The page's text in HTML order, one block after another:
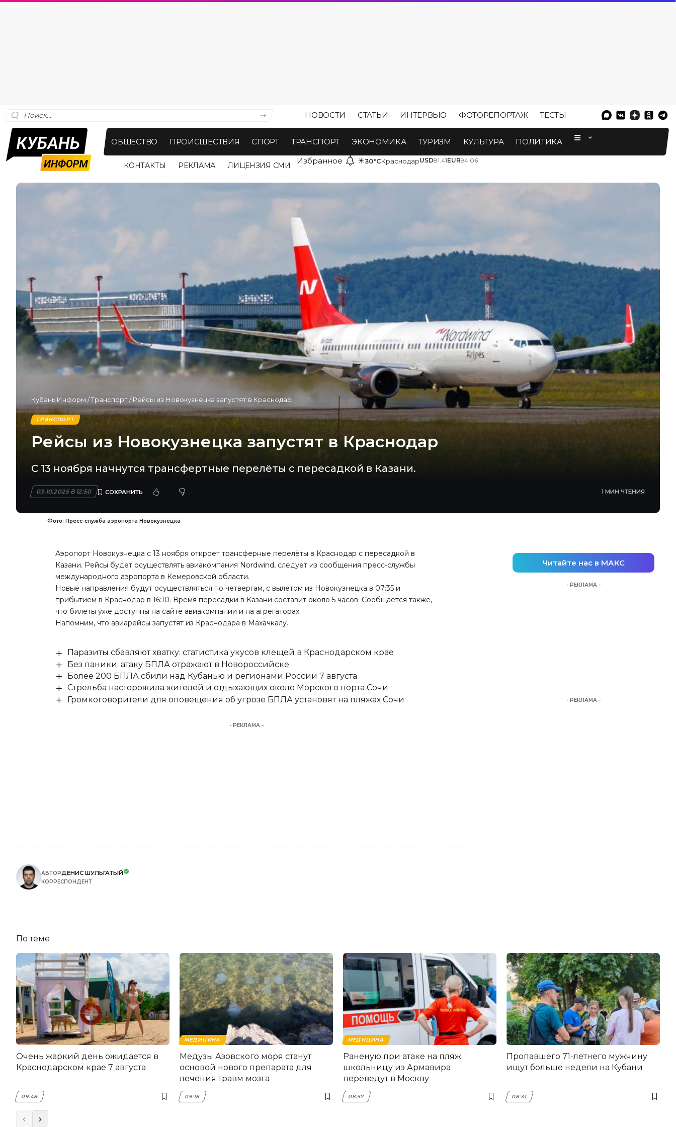
НОВОСТИ СТАТЬИ ИНТЕРВЬЮ ФОТОРЕПОРТАЖ ТЕСТЫ
ОБЩЕСТВО ПРОИСШЕСТВИЯ СПОРТ ТРАНСПОРТ ЭКОНОМИКА ТУРИЗМ КУЛЬТУРА ПОЛИТИКА
КОНТАКТЫ РЕКЛАМА ЛИЦЕНЗИЯ СМИ Избранное ☀30°CКраснодарUSD81.41EUR94.06
Кубань Информ /Транспорт/Рейсы из Новокузнецка запустят в Краснодар
ТРАНСПОРТ
Рейсы из Новокузнецка запустят в Краснодар
С 13 ноября начнутся трансфертные перелёты с пересадкой в Казани.
03.10.2025 В 12:50 1 МИН ЧТЕНИЯ
Фото: Пресс-служба аэропорта Новокузнецка
Аэропорт Новокузнецка с 13 ноября откроет трансферные перелёты в Краснодар с пересадкой в
Казани. Рейсы будет осуществлять авиакомпания Nordwind, следует из сообщения пресс-службы
международного аэропорта в Кемеровской области.
Новые направления будут осуществляться по четвергам, с вылетом из Новокузнецка в 07:35 и
прибытием в Краснодар в 16:10. Время пересадки в Казани составит около 5 часов. Сообщается также,
что билеты уже доступны на сайте авиакомпании и на агрегаторах.
Напомним, что авиарейсы запустят из Краснодара в Махачкалу.
Паразиты сбавляют хватку: статистика укусов клещей в Краснодарском крае
Без паники: атаку БПЛА отражают в Новороссийске
Более 200 БПЛА сбили над Кубанью и регионами России 7 августа
Стрельба насторожила жителей и отдыхающих около Морского порта Сочи
Громкоговорители для оповещения об угрозе БПЛА установят на пляжах Сочи
- РЕКЛАМА -
АВТОРДЕНИС ШУЛЬГАТЫЙ
КОРРЕСПОНДЕНТ
Читайте нас в МАКС
- РЕКЛАМА -
- РЕКЛАМА -
По теме
Очень жаркий день ожидается в
Краснодарском крае 7 августа
09:48
МЕДИЦИНА
Медузы Азовского моря станут
основой нового препарата для
лечения травм мозга
09:18
МЕДИЦИНА
Раненую при атаке на пляж
школьницу из Армавира
переведут в Москву
08:57
Пропавшего 71-летнего мужчину
ищут больше недели на Кубани
08:31